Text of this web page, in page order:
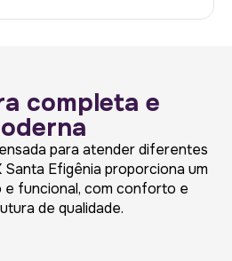
completa e
para atender diferentes
Santa Efigênia proporciona um
e funcional, com conforto e
de qualidade.